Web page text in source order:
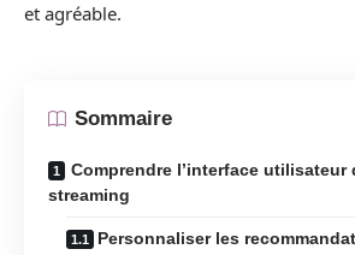
et agréable.
Sommaire
Comprendre l’interface utilisateur
streaming
Personnaliser les